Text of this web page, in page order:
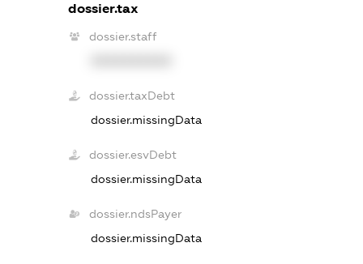
dossier.tax
dossier.staff
dossier.taxDebt
dossier.missingData
dossier.esvDebt
dossier.missingData
dossier.ndsPayer
dossier.missingData